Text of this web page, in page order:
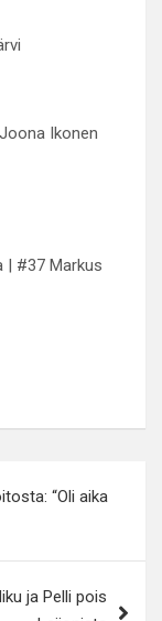
Ikonen
| #37 Markus
“Oli aika
ja Pelli pois